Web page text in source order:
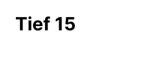
Tief 15